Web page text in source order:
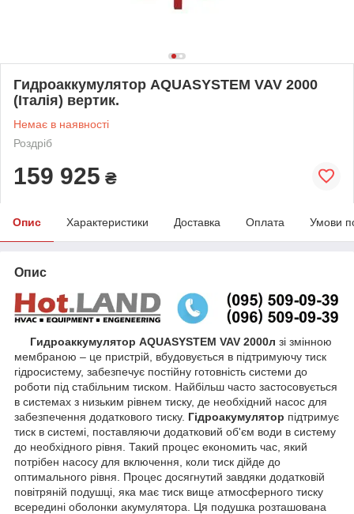
Гидроаккумулятор AQUASYSTEM VAV 2000
(Італія) вертик.
Немає в наявності
Роздріб
159 925 ₴
Опис Характеристики Доставка Оплата Умови
Опис
Гидроаккумулятор AQUASYSTEM VAV 2000л зі змінною
мембраною – це пристрій, вбудовується в підтримуючу тиск
гідросистему, забезпечує постійну готовність системи до
роботи під стабільним тиском. Найбільш часто застосовується
в системах з низьким рівнем тиску, де необхідний насос для
забезпечення додаткового тиску. Гідроакумулятор підтримує
тиск в системі, поставляючи додатковий об'єм води в систему
до необхідного рівня. Такий процес економить час, який
потрібен насосу для включення, коли тиск дійде до
оптимального рівня. Процес досягнутий завдяки додатковій
повітряній подушці, яка має тиск вище атмосферного тиску
всередині оболонки акумулятора. Ця подушка розташована